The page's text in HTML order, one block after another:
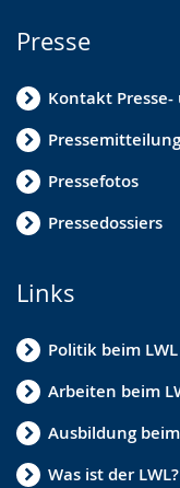
Presse
Kontakt
Pressefotos
Pressedossiers
Links
Politik beim LWL
Arbeiten beim
Ausbildung
Was ist der LWL?